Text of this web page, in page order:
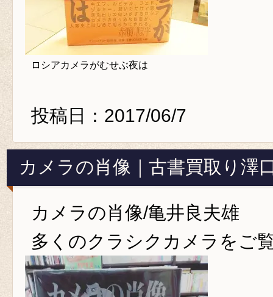
ロシアカメラがむせぶ夜は
投稿日：2017/06/7
カメラの肖像｜古書買取り澤
カメラの肖像/亀井良夫雄
多くのクラシクカメラをご